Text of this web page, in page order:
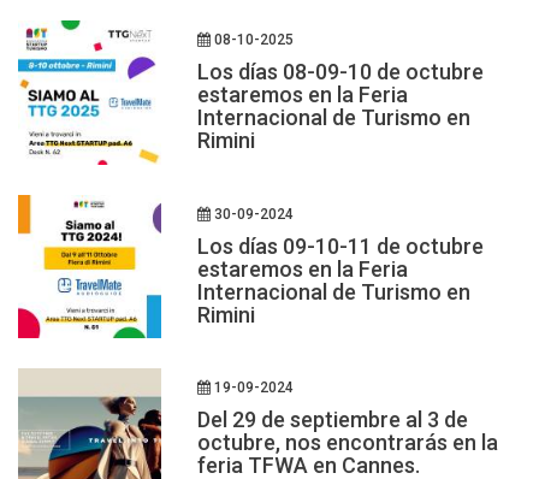
08-10-2025
Los días 08-09-10 de octubre
estaremos en la Feria
Internacional de Turismo en
Rimini
30-09-2024
Los días 09-10-11 de octubre
estaremos en la Feria
Internacional de Turismo en
Rimini
19-09-2024
Del 29 de septiembre al 3 de
octubre, nos encontrarás en la
feria TFWA en Cannes.